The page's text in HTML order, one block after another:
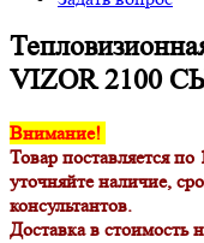
VIZOR 2100
Внимание!
Товар поставляется
уточняйте наличие,
консультантов.
Доставка в стоимость